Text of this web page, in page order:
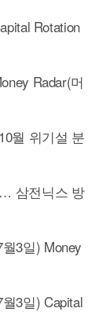
Rotation
Radar(머
월 위기설 분
삼전닉스 방
3일) Money
3일) Capital